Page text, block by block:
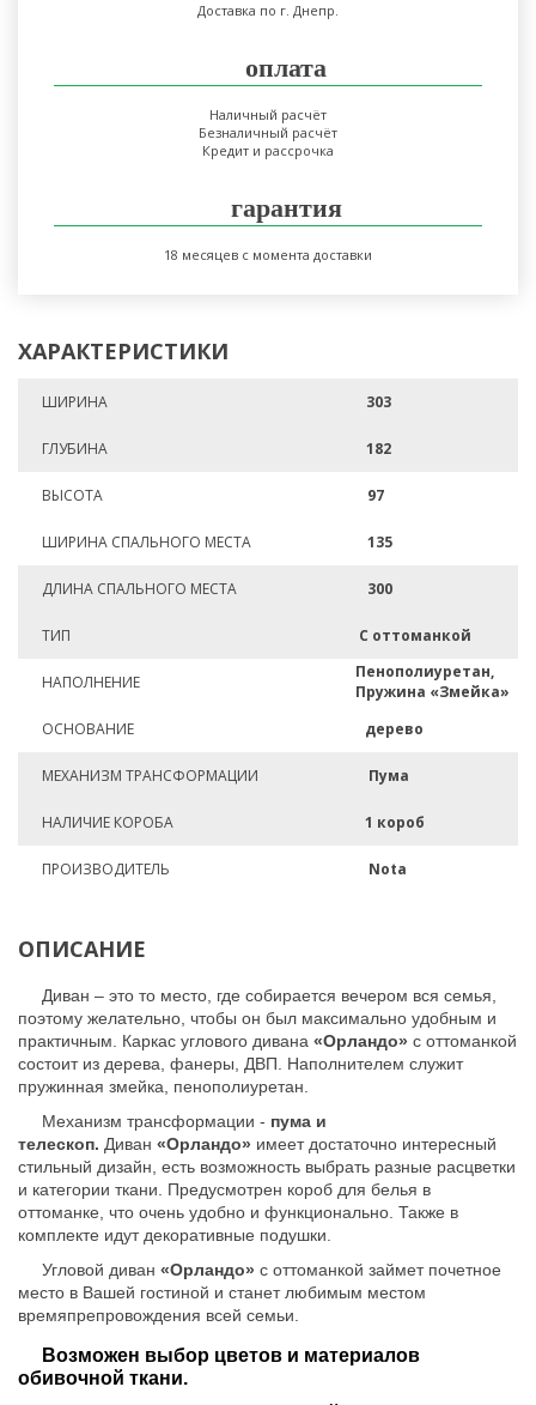
Доставка по г. Днепр.
оплата
Наличный расчёт
Безналичный расчёт
Кредит и рассрочка
гарантия
18 месяцев с момента доставки
ХАРАКТЕРИСТИКИ
ШИРИНА 303
ГЛУБИНА 182
ВЫСОТА 97
ШИРИНА СПАЛЬНОГО МЕСТА 135
ДЛИНА СПАЛЬНОГО МЕСТА 300
ТИП С оттоманкой
НАПОЛНЕНИЕ
Пенополиуретан,
Пружина «Змейка»
ОСНОВАНИЕ
дерево
МЕХАНИЗМ ТРАНСФОРМАЦИИ Пума
НАЛИЧИЕ КОРОБА 1 короб
ПРОИЗВОДИТЕЛЬ Nota
ОПИСАНИЕ
Диван – это то место, где собирается вечером вся семья,
поэтому желательно, чтобы он был максимально удобным и
практичным. Каркас углового дивана «Орландо» с оттоманкой
состоит из дерева, фанеры, ДВП. Наполнителем служит
пружинная змейка, пенополиуретан.
Механизм трансформации - пума и
телескоп. Диван «Орландо» имеет достаточно интересный
стильный дизайн, есть возможность выбрать разные расцветки
и категории ткани. Предусмотрен короб для белья в
оттоманке, что очень удобно и функционально. Также в
комплекте идут декоративные подушки.
Угловой диван «Орландо» с оттоманкой займет почетное
место в Вашей гостиной и станет любимым местом
времяпрепровождения всей семьи.
Возможен выбор цветов и материалов
обивочной ткани.